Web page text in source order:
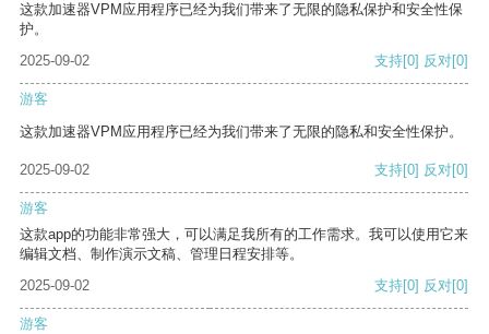
这款加速器VPM应用程序已经为我们带来了无限的隐私保护和安全性保
护。
2025-09-02
支持[0] 反对[0]
游客
这款加速器VPM应用程序已经为我们带来了无限的隐私和安全性保护。
2025-09-02 支持[0] 反对[0]
游客
这款app的功能非常强大，可以满足我所有的工作需求。我可以使用它来
编辑文档、制作演示文稿、管理日程安排等。
2025-09-02
支持[0] 反对[0]
游客